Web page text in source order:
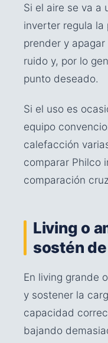
Si el aire se va a
inverter regula
prender y
ruido y, por lo
punto deseado.
Si el uso es
equipo
calefacción
comparar Philco
comparación
Living o
sostén
En living grande
y sostener la
capacidad
bajando